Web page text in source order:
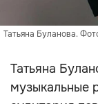
Татьяна Буланова.
Татьяна
музыкальные